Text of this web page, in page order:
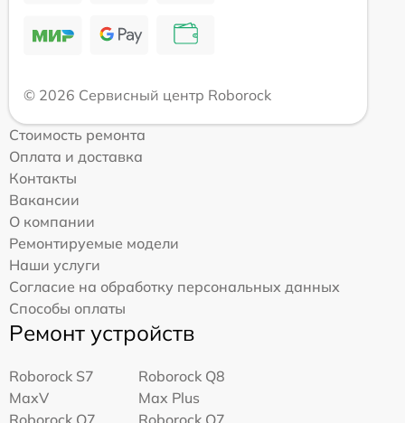
© 2026 Сервисный центр Roborock
Стоимость ремонта
Оплата и доставка
Контакты
Вакансии
О компании
Ремонтируемые модели
Наши услуги
Согласие на обработку персональных данных
Способы оплаты
Ремонт устройств
Roborock S7
MaxV
Roborock Q8
Max Plus
Roborock Q7
Roborock Q7